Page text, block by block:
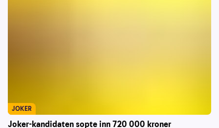
Joker-kandidaten sopte inn 720 000 kroner
JOKER